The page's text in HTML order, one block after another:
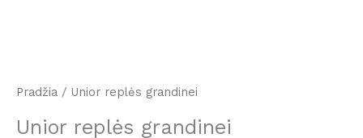
Pradžia / Unior replės grandinei
Unior replės grandinei